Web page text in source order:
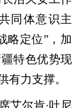
同体意识主
略定位”，加
特色优势现
有力支撑。
艾尔肯·吐尼